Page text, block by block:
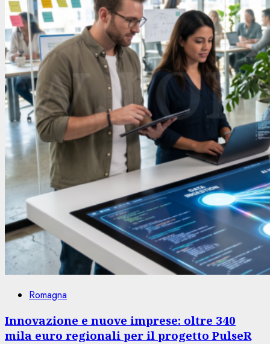
Romagna
Innovazione e nuove imprese: oltre 340
mila euro regionali per il progetto PulseR